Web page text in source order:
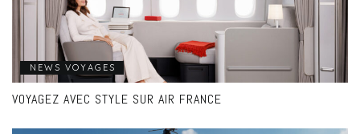
NEWS VOYAGES
VOYAGEZ AVEC STYLE SUR AIR FRANCE